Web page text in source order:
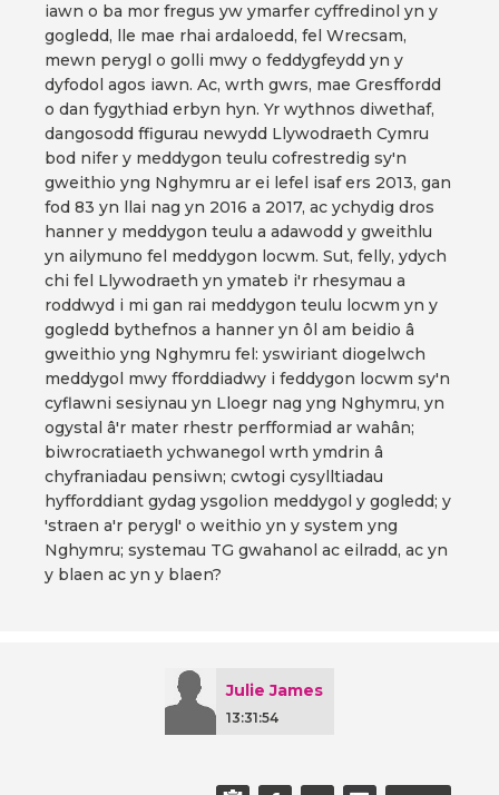
iawn o ba mor fregus yw ymarfer cyffredinol yn y
gogledd, lle mae rhai ardaloedd, fel Wrecsam,
mewn perygl o golli mwy o feddygfeydd yn y
dyfodol agos iawn. Ac, wrth gwrs, mae Gresffordd
o dan fygythiad erbyn hyn. Yr wythnos diwethaf,
dangosodd ffigurau newydd Llywodraeth Cymru
bod nifer y meddygon teulu cofrestredig sy'n
gweithio yng Nghymru ar ei lefel isaf ers 2013, gan
fod 83 yn llai nag yn 2016 a 2017, ac ychydig dros
hanner y meddygon teulu a adawodd y gweithlu
yn ailymuno fel meddygon locwm. Sut, felly, ydych
chi fel Llywodraeth yn ymateb i'r rhesymau a
roddwyd i mi gan rai meddygon teulu locwm yn y
gogledd bythefnos a hanner yn ôl am beidio â
gweithio yng Nghymru fel: yswiriant diogelwch
meddygol mwy fforddiadwy i feddygon locwm sy'n
cyflawni sesiynau yn Lloegr nag yng Nghymru, yn
ogystal â'r mater rhestr perfformiad ar wahân;
biwrocratiaeth ychwanegol wrth ymdrin â
chyfraniadau pensiwn; cwtogi cysylltiadau
hyfforddiant gydag ysgolion meddygol y gogledd; y
'straen a'r perygl' o weithio yn y system yng
Nghymru; systemau TG gwahanol ac eilradd, ac yn
y blaen ac yn y blaen?
Julie James
13:31:54